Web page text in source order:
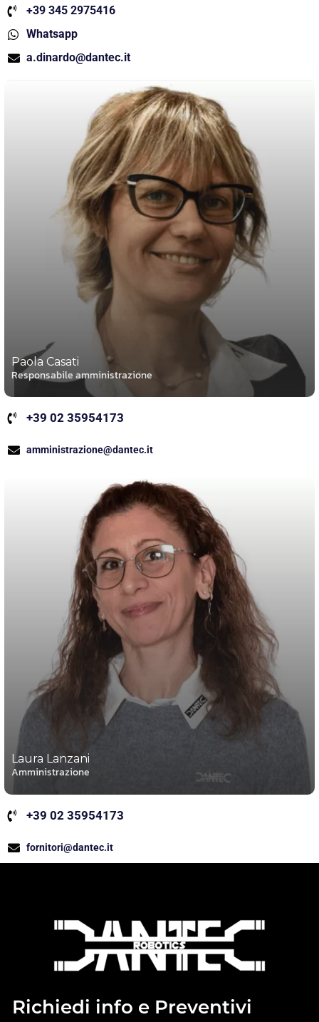
+39 345 2975416
Whatsapp
a.dinardo@dantec.it
Paola Casati
Responsabile amministrazione
+39 02 35954173
amministrazione@dantec.it
Laura Lanzani
Amministrazione
+39 02 35954173
fornitori@dantec.it
Richiedi info e Preventivi